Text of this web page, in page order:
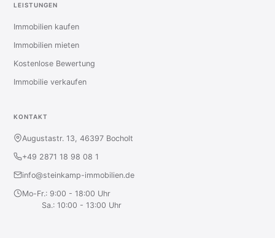
LEISTUNGEN
Immobilien kaufen
Immobilien mieten
Kostenlose Bewertung
Immobilie verkaufen
KONTAKT
Augustastr. 13, 46397 Bocholt
+49 2871 18 98 08 1
info@steinkamp-immobilien.de
Mo-Fr.: 9:00 - 18:00 Uhr
Sa.: 10:00 - 13:00 Uhr